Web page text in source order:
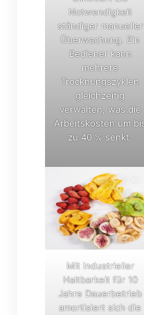
Notwendigkeit
ständiger manueller
Überwachung. Ein
Bediener kann
mehrere
Trocknungszyklen
gleichzeitig
verwalten, was die
Arbeitskosten um
zu 40 % senkt.
Mit industrieller
Haltbarkeit für 10
Jahre Dauerbetrieb
amortisiert sich die